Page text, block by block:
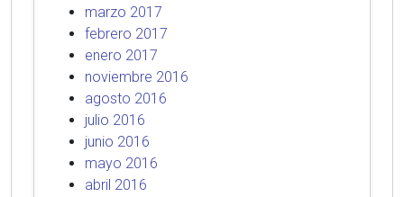
marzo 2017
febrero 2017
enero 2017
noviembre 2016
agosto 2016
julio 2016
junio 2016
mayo 2016
abril 2016